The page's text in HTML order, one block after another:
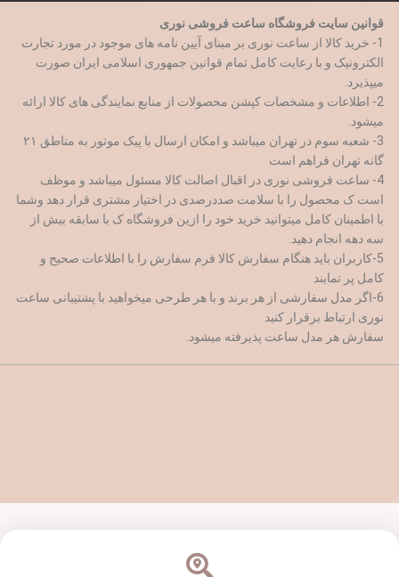
قوانین سایت فروشگاه ساعت فروشی نوری
1- خرید کالا از ساعت نوری بر مبنای آیین نامه های موجود در مورد تجارت
الکترونیک و با رعایت کامل تمام قوانین جمهوری اسلامی ایران صورت
میپذیرد.
2- اطلاعات و مشخصات کپشن محصولات از منابع نمایندگی های کالا ارائه
میشود.
3- شعبه سوم در تهران میباشد و امکان ارسال با پیک موتور به مناطق ۲۱
گانه تهران فراهم است
4- ساعت فروشی نوری در اقبال اصالت کالا مسئول میباشد و موظف
است ک محصول را با سلامت صددرصدی در اختیار مشتری قرار دهد وشما
با اطمینان کامل میتوانید خرید خود را ازین فروشگاه ک با سابقه بیش از
سه دهه انجام دهید.
5-کاربران باید هنگام سفارش کالا فرم سفارش را با اطلاعات صحیح و
کامل پر نمایند
6-اگر مدل سفارشی از هر برند و با هر طرحی میخواهید با پشتیبانی ساعت
نوری ارتباط برقرار کنید
سفارش هر مدل ساعت پذیرفته میشود.